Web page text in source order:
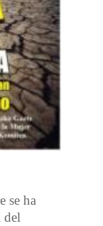
se ha
del